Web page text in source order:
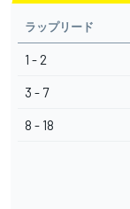
ラップリード
1 - 2
3 - 7
8 - 18